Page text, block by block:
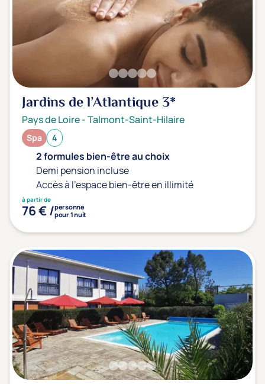
Jardins de l’Atlantique3*
Pays de Loire-Talmont-Saint-Hilaire
Spa 4
2 formules bien-être au choix
Demi pension incluse
Accès à l'espace bien-être en illimité
à partir de
76 € /personne
pour 1 nuit